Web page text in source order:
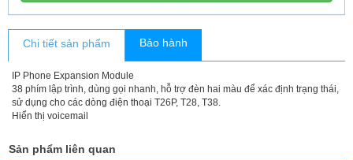
Chi tiết sản phẩm Bảo hành
IP Phone Expansion Module
38 phím lập trình, dùng gọi nhanh, hỗ trợ đèn hai màu để xác định trạng thái,
sử dụng cho các dòng điện thoại T26P, T28, T38.
Hiển thị voicemail
Sản phẩm liên quan